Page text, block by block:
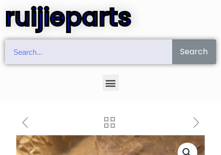
ruijieparts
Search